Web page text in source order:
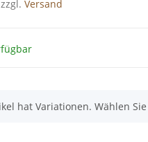
Versand
hat Variationen. Wählen